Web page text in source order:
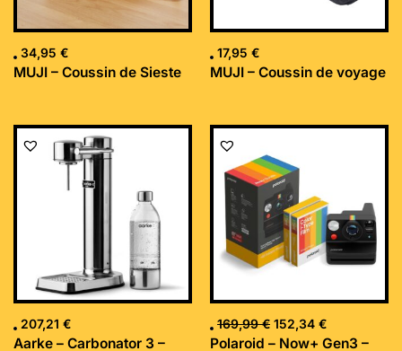
34,95 €
MUJI – Coussin de Sieste
17,95 €
MUJI – Coussin de voyage
207,21 €
Aarke – Carbonator 3 –
169,99€
Le
initial
était :
169,99 €.
152,34 €
Le
Polaroid – Now+ Gen3 –